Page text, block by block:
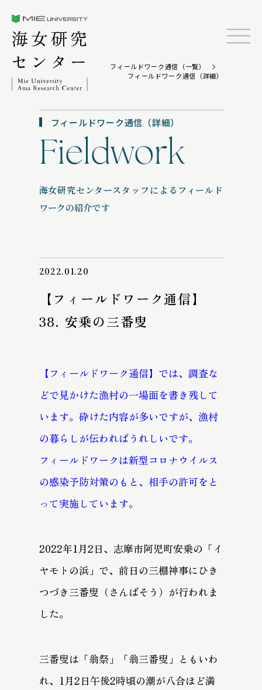
フィールドワーク通信（一覧）
フィールドワーク通信（詳細）
フィールドワーク通信（詳細）
Fieldwork
海女研究センタースタッフによるフィールド
ワークの紹介です
2022.01.20
【フィールドワーク通信】
38. 安乗の三番叟
【フィールドワーク通信】では、調査な
どで見かけた漁村の一場面を書き残して
います。砕けた内容が多いですが、漁村
の暮らしが伝わればうれしいです。
フィールドワークは新型コロナウイルス
の感染予防対策のもと、相手の許可をと
って実施しています。
2022年1月2日、志摩市阿児町安乗の「イ
ヤモトの浜」で、前日の三棚神事にひき
つづき三番叟（さんばそう）が行われま
した。
三番叟は「翁祭」「翁三番叟」ともいわ
れ、1月2日午後2時頃の潮が八合ほど満